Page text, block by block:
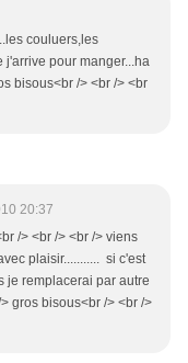
couluers,les
j'arrive pour manger...ha
bisous<br /> <br /> <br
20:37
/> <br /> <br /> viens
plaisir........... si c'est
je remplacerai par autre
gros bisous<br /> <br />